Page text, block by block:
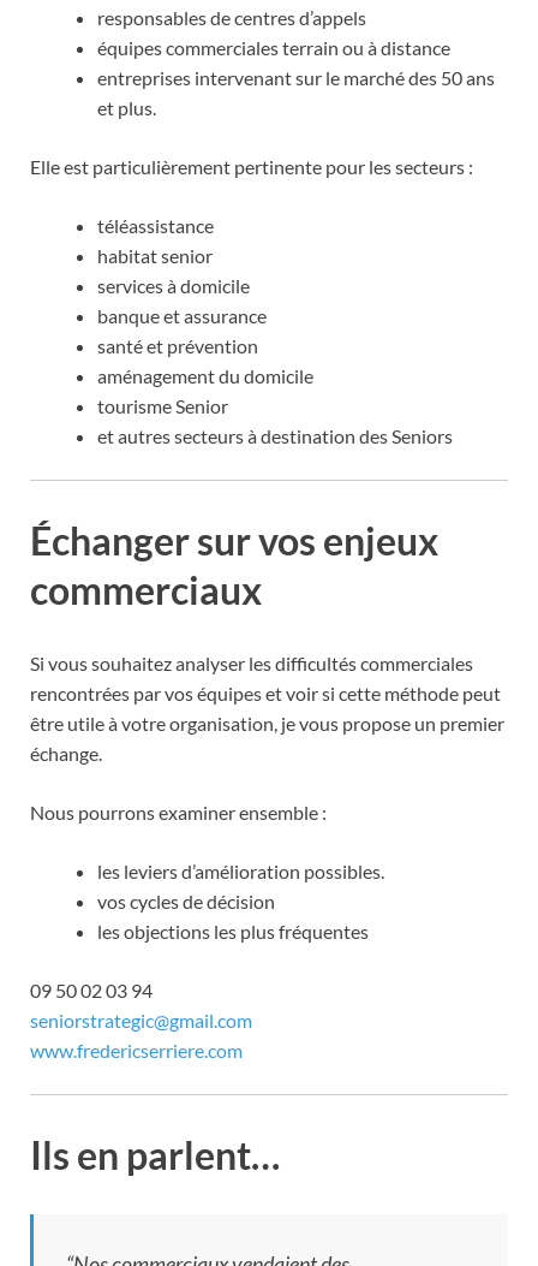
responsables de centres d’appels
équipes commerciales terrain ou à distance
entreprises intervenant sur le marché des 50 ans
et plus.
Elle est particulièrement pertinente pour les secteurs :
téléassistance
habitat senior
services à domicile
banque et assurance
santé et prévention
aménagement du domicile
tourisme Senior
et autres secteurs à destination des Seniors
Échanger sur vos enjeux
commerciaux
Si vous souhaitez analyser les difficultés commerciales
rencontrées par vos équipes et voir si cette méthode peut
être utile à votre organisation, je vous propose un premier
échange.
Nous pourrons examiner ensemble :
les leviers d’amélioration possibles.
vos cycles de décision
les objections les plus fréquentes
09 50 02 03 94
seniorstrategic@gmail.com
www.fredericserriere.com
Ils en parlent…